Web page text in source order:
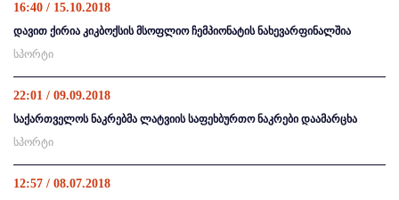
16:40 / 15.10.2018
დავით ქირია კიკბოქსის მსოფლიო ჩემპიონატის ნახევარფინალშია
სპორტი
22:01 / 09.09.2018
საქართველოს ნაკრებმა ლატვიის საფეხბურთო ნაკრები დაამარცხა
სპორტი
12:57 / 08.07.2018